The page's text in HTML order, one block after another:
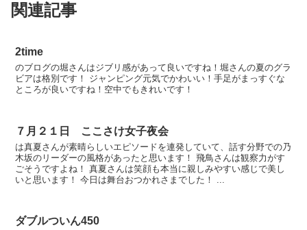
関連記事
2time
のブログの堀さんはジブリ感があって良いですね！堀さんの夏のグラ
ビアは格別です！ ジャンピング元気でかわいい！手足がまっすぐな
ところが良いですね！空中でもきれいです！
７月２１日 ここさけ女子夜会
は真夏さんが素晴らしいエピソードを連発していて、話す分野での乃
木坂のリーダーの風格があったと思います！ 飛鳥さんは観察力がす
ごそうですよね！ 真夏さんは笑顔も本当に親しみやすい感じで美し
いと思います！ 今日は舞台おつかれさまでした！ ...
ダブルついん450